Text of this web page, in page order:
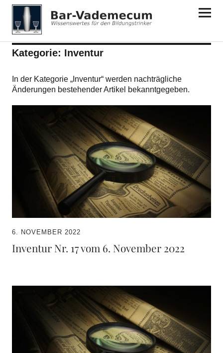
Bar-Vademecum
Kategorie: Inventur
In der Kategorie „Inventur“ werden nachträgliche
Änderungen bestehender Artikel bekanntgegeben.
6. NOVEMBER 2022
Inventur Nr. 17 vom 6. November 2022